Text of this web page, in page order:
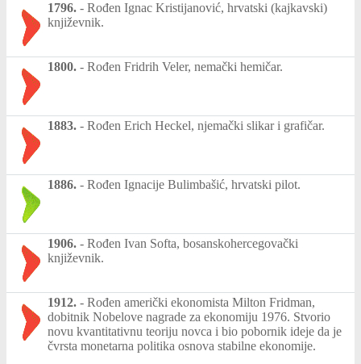
1796. - Rođen Ignac Kristijanović, hrvatski (kajkavski)
književnik.
1800. - Rođen Fridrih Veler, nemački hemičar.
1883. - Rođen Erich Heckel, njemački slikar i grafičar.
1886. - Rođen Ignacije Bulimbašić, hrvatski pilot.
1906. - Rođen Ivan Softa, bosanskohercegovački
književnik.
1912. - Rođen američki ekonomista Milton Fridman,
dobitnik Nobelove nagrade za ekonomiju 1976. Stvorio
novu kvantitativnu teoriju novca i bio pobornik ideje da je
čvrsta monetarna politika osnova stabilne ekonomije.